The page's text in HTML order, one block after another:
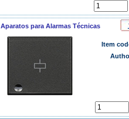
Aparatos para Alarmas Técnicas
Item